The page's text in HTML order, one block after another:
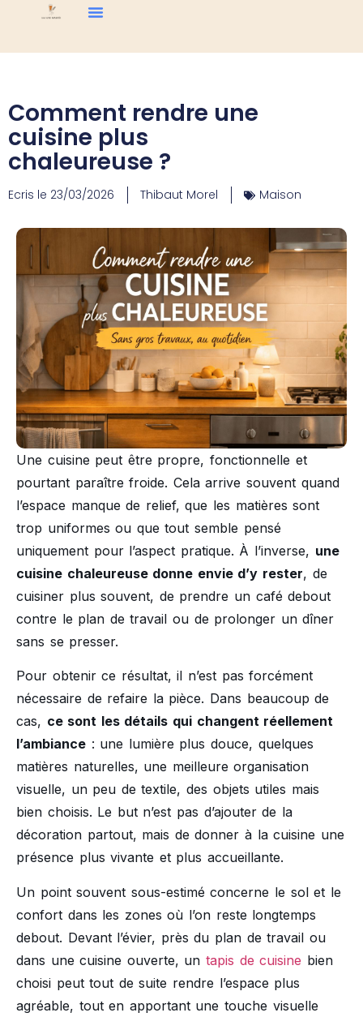
Comment rendre une
cuisine plus
chaleureuse ?
Ecris le 23/03/2026 Thibaut Morel Maison
Une cuisine peut être propre, fonctionnelle et
pourtant paraître froide. Cela arrive souvent quand
l’espace manque de relief, que les matières sont
trop uniformes ou que tout semble pensé
uniquement pour l’aspect pratique. À l’inverse, une
cuisine chaleureuse donne envie d’y rester, de
cuisiner plus souvent, de prendre un café debout
contre le plan de travail ou de prolonger un dîner
sans se presser.
Pour obtenir ce résultat, il n’est pas forcément
nécessaire de refaire la pièce. Dans beaucoup de
cas, ce sont les détails qui changent réellement
l’ambiance : une lumière plus douce, quelques
matières naturelles, une meilleure organisation
visuelle, un peu de textile, des objets utiles mais
bien choisis. Le but n’est pas d’ajouter de la
décoration partout, mais de donner à la cuisine une
présence plus vivante et plus accueillante.
Un point souvent sous-estimé concerne le sol et le
confort dans les zones où l’on reste longtemps
debout. Devant l’évier, près du plan de travail ou
dans une cuisine ouverte, untapis de cuisine bien
choisi peut tout de suite rendre l’espace plus
agréable, tout en apportant une touche visuelle